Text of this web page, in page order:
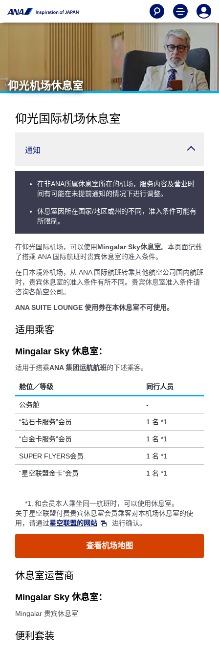
仰光机场休息室
仰光国际机场休息室
通知
在非ANA所属休息室所在的机场，服务内容及营业时
间有可能在未提前通知的情况下进行调整。
休息室因所在国家/地区或州的不同，准入条件可能有
所限制。
在仰光国际机场，可以使用Mingalar Sky休息室。本页面记载
了搭乘 ANA 国际航班时贵宾休息室的准入条件。
在日本境外机场，从 ANA 国际航班转乘其他航空公司国内航班
时，贵宾休息室的准入条件有所不同。贵宾休息室准入条件请
咨询各航空公司。
ANA SUITE LOUNGE 使用券在本休息室不可使用。
适用乘客
Mingalar Sky 休息室：
适用于搭乘ANA 集团运航航班的下述乘客。
舱位／等级 同行人员
公务舱 -
“钻石卡服务”会员 1 名 *1
“白金卡服务”会员 1 名 *1
SUPER FLYERS会员 1 名 *1
“星空联盟金卡”会员 1 名 *1
*1.
和会员本人乘坐同一航班时，可以使用休息室。
关于星空联盟付费贵宾休息室会员乘客对本机场休息室的使
用，请通过星空联盟的网站 进行确认。
查看机场地图
休息室运营商
Mingalar Sky 休息室：
Mingalar 贵宾休息室
便利套装